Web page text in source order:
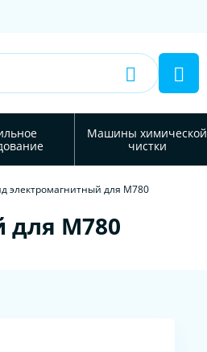
Машины химической
чистки
электромагнитный для M780
M780